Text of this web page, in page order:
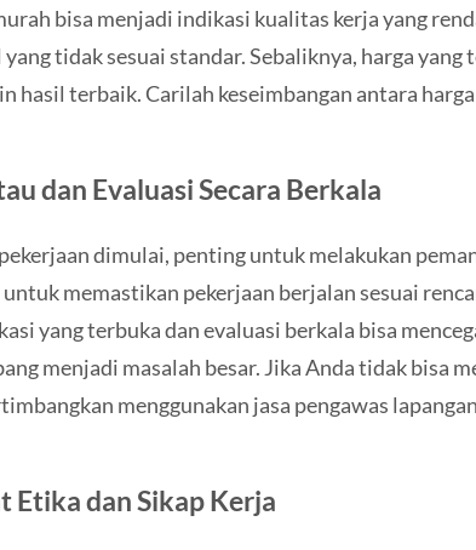
bisa menjadi indikasi kualitas kerja yang
tidak sesuai standar. Sebaliknya, harga
hasil terbaik. Carilah keseimbangan antara
dan Evaluasi Secara Berkala
dimulai, penting untuk melakukan
memastikan pekerjaan berjalan sesuai
yang terbuka dan evaluasi berkala bisa
menjadi masalah besar. Jika Anda tidak bisa
menggunakan jasa pengawas
Etika dan Sikap Kerja